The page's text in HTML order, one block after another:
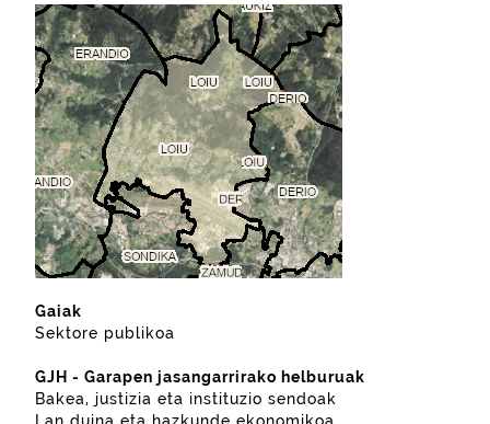
Gaiak
Sektore publikoa
GJH - Garapen jasangarrirako helburuak
Bakea, justizia eta instituzio sendoak